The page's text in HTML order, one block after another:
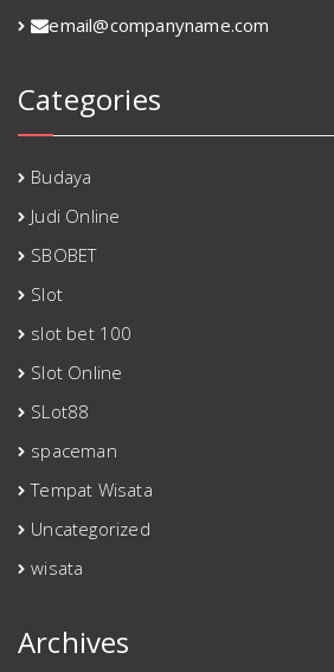
email@companyname.com
Categories
Budaya
Judi Online
SBOBET
Slot
slot bet 100
Slot Online
SLot88
spaceman
Tempat Wisata
Uncategorized
wisata
Archives